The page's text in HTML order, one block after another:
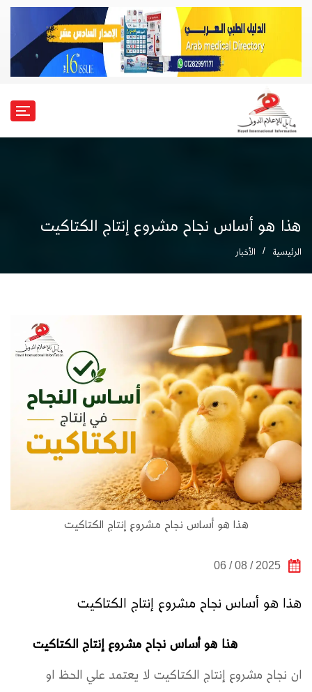
هذا هو أساس نجاح مشروع إنتاج الكتاكيت
الرئيسية الأخبار
هذا هو أساس نجاح مشروع إنتاج الكتاكيت
2025 / 08 / 06
هذا هو أساس نجاح مشروع إنتاج الكتاكيت
هذا هو أساس نجاح مشروع إنتاج الكتاكيت
ان نجاح مشروع إنتاج الكتاكيت لا يعتمد علي الحظ او